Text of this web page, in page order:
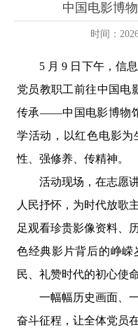
中国电影博
时间：
5 月9 日下午，信
党员教职工前往中国电
传承——中国电影博物
学活动，以红色电影为
性、强修养、传精神。
活动现场，在志愿
人民抒怀，为时代放歌
足观看珍贵影像资料、
色经典影片背后的峥嵘
民、礼赞时代的初心使命
一幅幅历史画面、
奋斗征程，让全体党员